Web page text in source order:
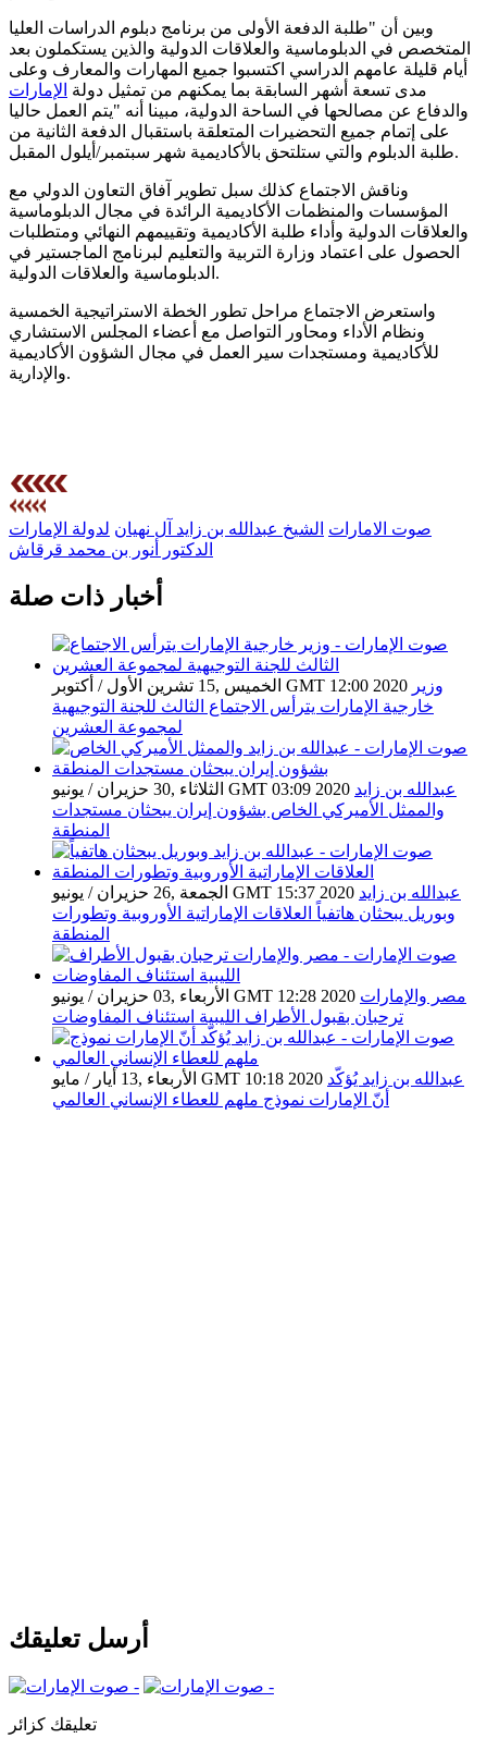
وبين أن "طلبة الدفعة الأولى من برنامج دبلوم الدراسات العليا
المتخصص في الدبلوماسية والعلاقات الدولية والذين يستكملون بعد
أيام قليلة عامهم الدراسي اكتسبوا جميع المهارات والمعارف وعلى
مدى تسعة أشهر السابقة بما يمكنهم من تمثيل دولة الإمارات
والدفاع عن مصالحها في الساحة الدولية، مبينا أنه "يتم العمل حاليا
على إتمام جميع التحضيرات المتعلقة باستقبال الدفعة الثانية من
طلبة الدبلوم والتي ستلتحق بالأكاديمية شهر سبتمبر/أيلول المقبل.
وناقش الاجتماع كذلك سبل تطوير آفاق التعاون الدولي مع
المؤسسات والمنظمات الأكاديمية الرائدة في مجال الدبلوماسية
والعلاقات الدولية وأداء طلبة الأكاديمية وتقييمهم النهائي ومتطلبات
الحصول على اعتماد وزارة التربية والتعليم لبرنامج الماجستير في
الدبلوماسية والعلاقات الدولية.
واستعرض الاجتماع مراحل تطور الخطة الاستراتيجية الخمسية
ونظام الأداء ومحاور التواصل مع أعضاء المجلس الاستشاري
للأكاديمية ومستجدات سير العمل في مجال الشؤون الأكاديمية
والإدارية.
صوت الامارات الشيخ عبدالله بن زايد آل نهيان لدولة الإمارات
الدكتور أنور بن محمد قرقاش
أخبار ذات صلة
الخميس ,15 تشرين الأول / أكتوبر GMT 12:00 2020 وزير
خارجية الإمارات يترأس الاجتماع الثالث للجنة التوجيهية
لمجموعة العشرين
الثلاثاء ,30 حزيران / يونيو GMT 03:09 2020 عبدالله بن زايد
والممثل الأميركي الخاص بشؤون إيران يبحثان مستجدات
المنطقة
الجمعة ,26 حزيران / يونيو GMT 15:37 2020 عبدالله بن زايد
وبوريل يبحثان هاتفياً العلاقات الإماراتية الأوروبية وتطورات
المنطقة
الأربعاء ,03 حزيران / يونيو GMT 12:28 2020 مصر والإمارات
ترحبان بقبول الأطراف الليبية استئناف المفاوضات
الأربعاء ,13 أيار / مايو GMT 10:18 2020 عبدالله بن زايد يُؤكّد
أنّ الإمارات نموذج ملهم للعطاء الإنساني العالمي
أرسل تعليقك
تعليقك كزائر